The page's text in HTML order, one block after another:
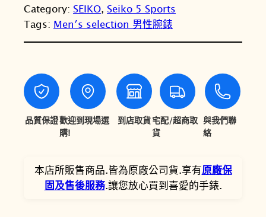
N
T
1
0
,
0
0
T
8
,
7
5
。
Category: SEIKO, Seiko 5 Sports
Tags: Men′s selection 男性腕錶
品質保證歡迎到現場選
購!
到店取貨宅配/超商取
貨
與我們聯
絡
本店所販售商品.皆為原廠公司貨.享有原廠保
固及售後服務.讓您放心買到喜愛的手錶.